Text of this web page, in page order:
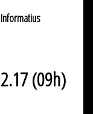
Informatius
(09h)